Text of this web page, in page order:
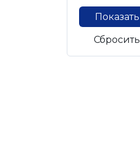
Показать
Сбросить